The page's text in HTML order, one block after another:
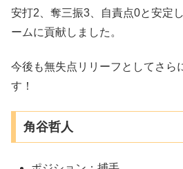
安打2、奪三振3、自責点0と安定
ームに貢献しました。
今後も無失点リリーフとしてさら
す！
角谷哲人